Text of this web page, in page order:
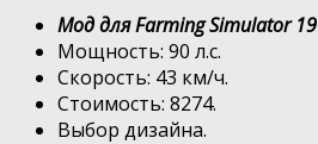
Мод для Farming Simulator 19
Мощность: 90 л.с.
Скорость: 43 км/ч.
Стоимость: 8274.
Выбор дизайна.